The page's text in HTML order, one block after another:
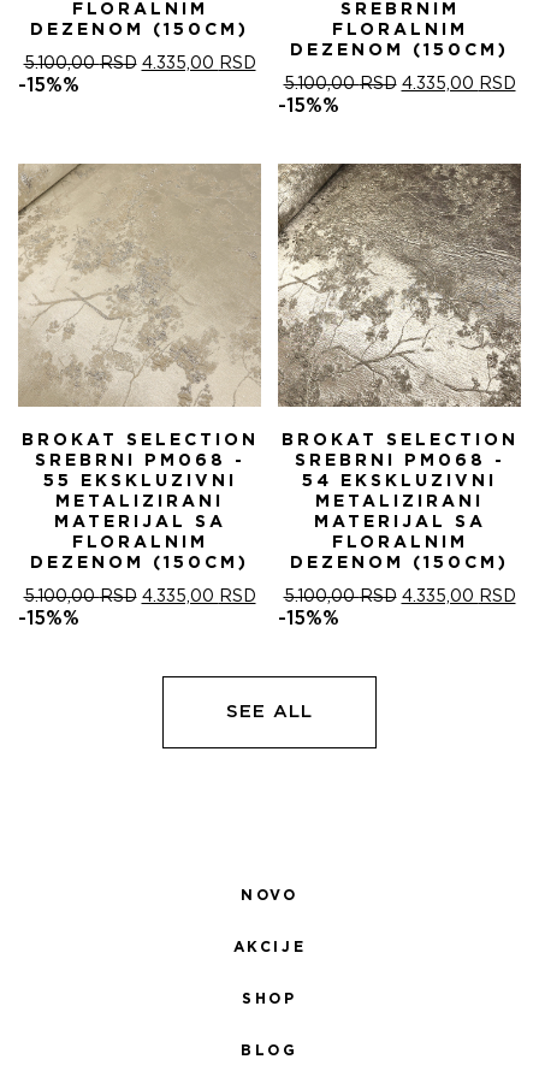
FLORALNIM
DEZENOM (150CM)
5.100,00RSD ОРИГИНАЛНА
4.335,00 RSDТРЕНУТНА
ЦЕНА
-15%%
SREBRNIM
FLORALNIM
DEZENOM (150CM)
5.100,00RSD ОРИГИНАЛНА
5.100,00 RSD.
4.335,00 RSD
-15%%
BROKAT SELECTION
SREBRNI PM068 -
55 EKSKLUZIVNI
METALIZIRANI
MATERIJAL SA
FLORALNIM
DEZENOM (150CM)
5.100,00RSD ОРИГИНАЛНА
5.100,00 RSD.
4.335,00 RSDТРЕНУТНА
ЦЕНА
-15%%
BROKAT SELECTION
SREBRNI PM068 -
54 EKSKLUZIVNI
METALIZIRANI
MATERIJAL SA
FLORALNIM
DEZENOM (150CM)
5.100,00RSD ОРИГИНАЛНА
4.335,00 RSD
-15%%
SEE ALL
NOVO
AKCIJE
SHOP
BLOG